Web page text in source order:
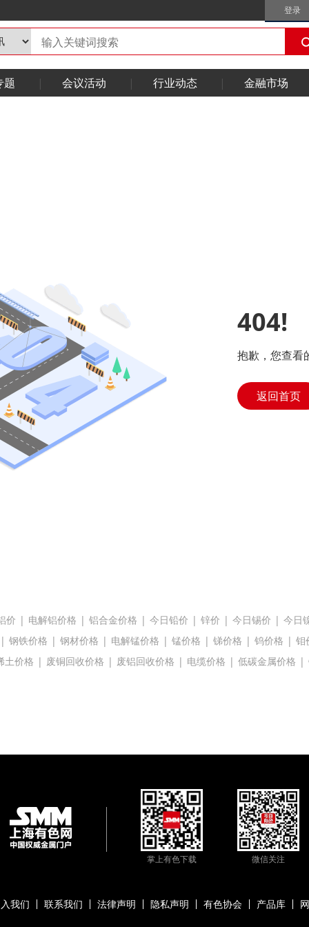
登录
题 会议活动 行业动态 金融市场
404!
抱歉，您查看
返回首页
价 | 电解铝价格 | 铝合金价格 | 今日铅价 | 锌价 | 今日锡价 | 今日
| 钢铁价格 | 钢材价格 | 电解锰价格 | 锰价格 | 锑价格 | 钨价格 | 钼
土价格 | 废铜回收价格 | 废铝回收价格 | 电缆价格 | 低碳金属价格 |
掌上有色下载 微信关注
我们 联系我们 法律声明 隐私声明 有色协会 产品库